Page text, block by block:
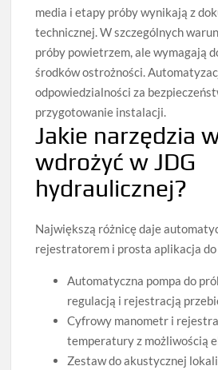
media i etapy próby wynikają z
technicznej. W szczególnych
próby powietrzem, ale wymagają
środków ostrożności.
odpowiedzialności za
przygotowanie instalacji.
Jakie narzędzia
wdrożyć w JDG
hydraulicznej?
Największą różnicę daje
rejestratorem i prosta aplikacja do
Automatyczna pompa do
regulacją i rejestracją
Cyfrowy manometr i
temperatury z możliwością
Zestaw do akustycznej